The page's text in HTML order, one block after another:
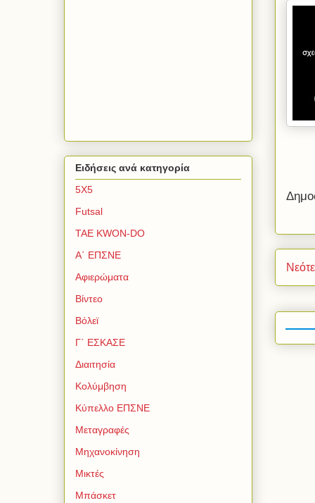
Ειδήσεις ανά κατηγορία
5Χ5
Futsal
TAE KWON-DO
Α΄ ΕΠΣΝΕ
Αφιερώματα
Βίντεο
Βόλεϊ
Γ΄ ΕΣΚΑΣΕ
Διαιτησία
Κολύμβηση
Κύπελλο ΕΠΣΝΕ
Μεταγραφές
Μηχανοκίνηση
Μικτές
Μπάσκετ